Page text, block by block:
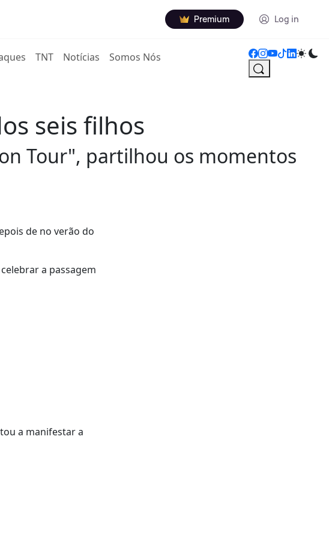
Premium Log in
TNT Notícias Somos Nós
seis filhos
Tour", partilhou os momentos
de no verão do
a passagem
a manifestar a